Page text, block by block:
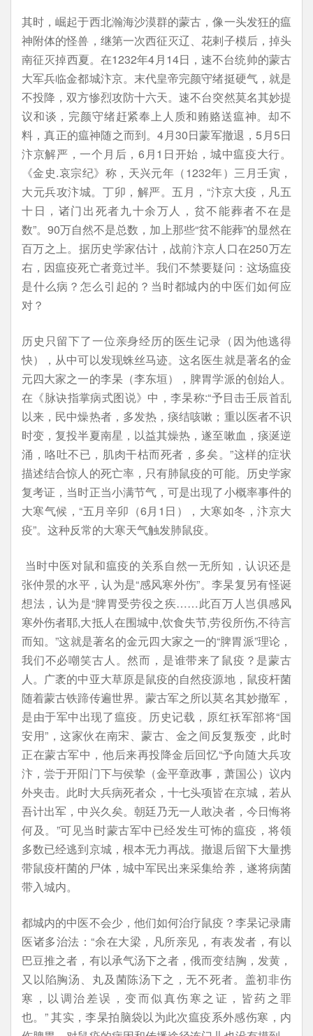
其时，崛起于西北瀚海沙漠群的蒙古，像一头发狂的瘟
神附体的怪兽，继第一次西征灭辽、花剌子模后，掉头
南征灭掉西夏。在1232年4月14日，速不台统帅的蒙古
大军兵临金都城汴京。末代皇帝完颜守绪挺硬气，就是
不投降，双方惨烈攻防十六天。速不台突然莫名其妙提
议和谈，完颜守绪赶紧奉上人质和贿赂送瘟神。却不
料，真正的瘟神随之而到。4月30日蒙军撤退，5月5日
汴京解严，一个月后，6月1日开始，城中瘟疫大行。
《金史.哀宗纪》称，天兴元年（1232年）三月壬寅，
大元兵攻汴城。丁卯，解严。五月，“汴京大疫，凡五
十日，诸门出死者九十余万人，贫不能葬者不在是
数”。90万自然不是总数，加上那些“贫不能葬”的显然在
百万之上。据历史学家估计，战前汴京人口在250万左
右，因瘟疫死亡者竟过半。我们不禁要疑问：这场瘟疫
是什么病？怎么引起的？当时都城内的中医们如何应
对？
历史只留下了一位亲身经历的医生记录（因为他逃得
快），从中可以发现蛛丝马迹。这名医生就是著名的金
元四大家之一的李杲（李东垣），脾胃学派的创始人。
在《脉诀指掌病式图说》中，李杲称:“予目击壬辰首乱
以来，民中燥热者，多发热，痰结咳嗽；重以医者不识
时变，复投半夏南星，以益其燥热，遂至嗽血，痰涎逆
涌，咯吐不已，肌肉干枯而死者，多矣。”这样的症状
描述结合惊人的死亡率，只有肺鼠疫的可能。历史学家
复考证，当时正当小满节气，可是出现了小概率事件的
大寒气候，“五月辛卯（6月1日），大寒如冬，汴京大
疫”。这种反常的大寒天气触发肺鼠疫。
当时中医对鼠和瘟疫的关系自然一无所知，认识还是
张仲景的水平，认为是“感风寒外伤”。李杲复另有怪诞
想法，认为是“脾胃受劳役之疾……此百万人岂俱感风
寒外伤者耶,大抵人在围城中,饮食失节,劳役所伤,不待言
而知。”这就是著名的金元四大家之一的“脾胃派”理论，
我们不必嘲笑古人。然而，是谁带来了鼠疫？是蒙古
人。广袤的中亚大草原是鼠疫的自然疫源地，鼠疫杆菌
随着蒙古铁蹄传遍世界。蒙古军之所以莫名其妙撤军，
是由于军中出现了瘟疫。历史记载，原红袄军部将“国
安用”，这家伙在南宋、蒙古、金之间反复叛变，此时
正在蒙古军中，他后来再投降金后回忆“予向随大兵攻
汴，尝于开阳门下与侯挚（金平章政事，萧国公）议内
外夹击。此时大兵病死者众，十七头项皆在京城，若从
吾计出军，中兴久矣。朝廷乃无一人敢决者，今日悔将
何及。”可见当时蒙古军中已经发生可怖的瘟疫，将领
多数已经逃到京城，根本无力再战。撤退后留下大量携
带鼠疫杆菌的尸体，城中军民出来采集给养，遂将病菌
带入城内。
都城内的中医不会少，他们如何治疗鼠疫？李杲记录庸
医诸多治法：“余在大梁，凡所亲见，有表发者，有以
巴豆推之者，有以承气汤下之者，俄而变结胸，发黄，
又以陷胸汤、丸及菌陈汤下之，无不死者。盖初非伤
寒，以调治差误，变而似真伤寒之证，皆药之罪
也。” 其实，李杲拍脑袋以为此次瘟疫系外感伤寒，内